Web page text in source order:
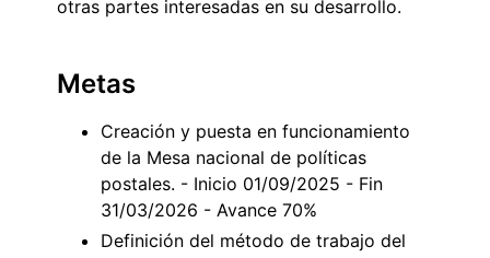
otras partes interesadas en su desarrollo.
Metas
Creación y puesta en funcionamiento
de la Mesa nacional de políticas
postales. - Inicio 01/09/2025 - Fin
31/03/2026 - Avance 70%
Definición del método de trabajo del